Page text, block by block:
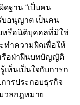
ดฐาน “เป็นคน
บอนุญาต เป็นคน
หรือนิติบุคคลที่มิใช่
ทำความผิดเพื่อให้
รือฝ่าฝืนบทบัญญัติ
ห็นเป็นใจกับการก
ารประกอบธุรกิจ
วลกฎหมาย